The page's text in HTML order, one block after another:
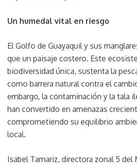
Un humedal vital en riesgo
El Golfo de Guayaquil y sus
que un paisaje costero. Este
biodiversidad única, sustenta la
como barrera natural contra el
embargo, la contaminación y la tala
han convertido en amenazas
comprometiendo su equilibrio
local.
Isabel Tamariz, directora zonal 5 del